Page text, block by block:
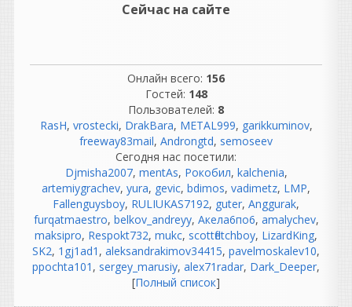
не согласна с этим
В нем есть доля
ностальгии, но как
описание реальности он
сильно идеализирован.
Разберем по частям.
«Как же было спокойно до
появления компа...»
На самом деле не совсем.
Да, компьютеров не было,
но были свои проблемы:
магнитофоны требовали
постоянной калибровки;
нужно было выставлять ток
подмагничивания (bias);
Сейчас на сайте
Онлайн всего: 156
Гостей: 148
Пользователей: 8
RasH, vrostecki, DrakBara, METAL999, garikkuminov,
freeway83mail, Androngtd, semoseev
Сегодня нас посетили:
Djmisha2007, mentAs, Рокобил, kalchenia,
artemiygrachev, yura, gevic, bdimos, vadimetz, LMP,
Fallenguysboy, RULIUKAS7192, guter, Anggurak,
furqatmaestro, belkov_andreyy, Акела6по6, amalychev,
maksipro, Respokt732, mukc, scottfletchboy, LizardKing,
SK2, 1gj1ad1 , aleksandrakimov34415, pavelmoskalev10,
ppochta101 , sergey_marusiy, alex71radar, Dark_Deeper,
[Полный список]